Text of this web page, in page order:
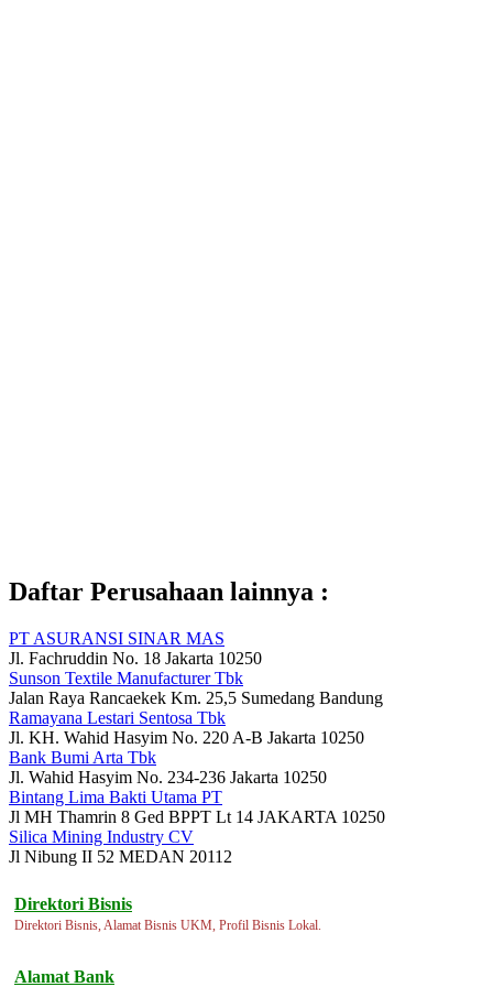
Daftar Perusahaan lainnya :
PT ASURANSI SINAR MAS
Jl. Fachruddin No. 18 Jakarta 10250
Sunson Textile Manufacturer Tbk
Jalan Raya Rancaekek Km. 25,5 Sumedang Bandung
Ramayana Lestari Sentosa Tbk
Jl. KH. Wahid Hasyim No. 220 A-B Jakarta 10250
Bank Bumi Arta Tbk
Jl. Wahid Hasyim No. 234-236 Jakarta 10250
Bintang Lima Bakti Utama PT
Jl MH Thamrin 8 Ged BPPT Lt 14 JAKARTA 10250
Silica Mining Industry CV
Jl Nibung II 52 MEDAN 20112
Direktori Bisnis
Direktori Bisnis, Alamat Bisnis UKM, Profil Bisnis Lokal.
Alamat Bank